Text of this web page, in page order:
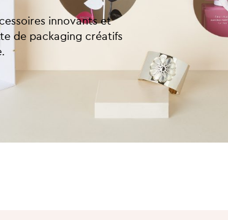
innovants et
de packaging créatifs